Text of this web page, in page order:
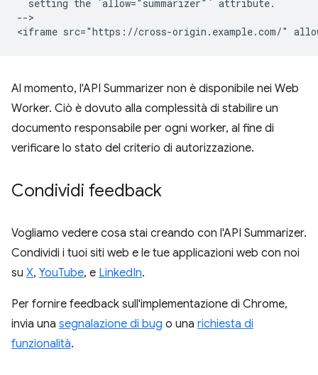
  setting the `allow="summarizer"` attribute.
-->
Al momento, l'API Summarizer non è disponibile nei Web
Worker. Ciò è dovuto alla complessità di stabilire un
documento responsabile per ogni worker, al fine di
verificare lo stato del criterio di autorizzazione.
Condividi feedback
Vogliamo vedere cosa stai creando con l'API Summarizer.
Condividi i tuoi siti web e le tue applicazioni web con noi
su X, YouTube, e LinkedIn.
Per fornire feedback sull'implementazione di Chrome,
invia una segnalazione di bug o una richiesta di
funzionalità.